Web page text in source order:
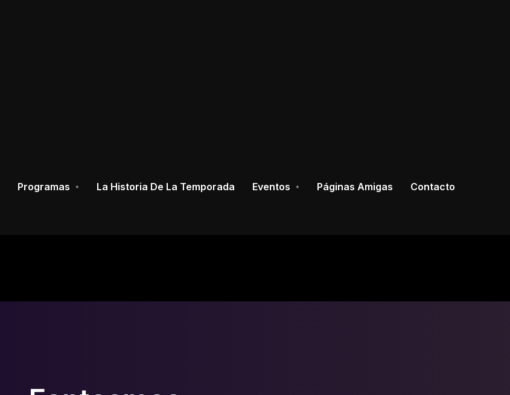
Programas La Historia De La Temporada Eventos Páginas Amigas Contacto